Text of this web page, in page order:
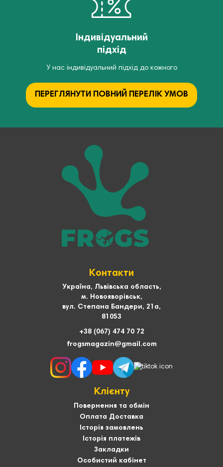
Індивідуальний
підхід
У нас індивідуальний підхід до кожного
ПЕРЕГЛЯНУТИ ПОВНИЙ ПЕРЕЛІК УМОВ
Контакти
Україна, Львівська область,
м. Новояворівськ,
вул. Степана Бандери, 21а,
81053
+38 (067) 474 70 72
frogsmagazin@gmail.com
Клієнту
Повернення та обмін
Оплата Доставка
Історія замовлень
Історія платежів
Закладки
Особистий кабінет